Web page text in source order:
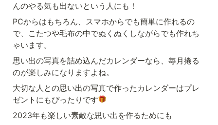
んのやる気も出ないという人にも！
PCからはもちろん、スマホからでも簡単に作れるの
で、こたつや毛布の中でぬくぬくしながらでも作れち
ゃいます。
思い出の写真を詰め込んだカレンダーなら、毎月捲る
のが楽しみになりますよね。
大切な人との思い出の写真で作ったカレンダーはプレ
ゼントにもぴったりです
2023年も楽しい素敵な思い出を作るためにも